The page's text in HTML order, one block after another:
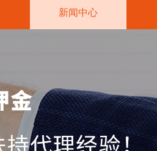
新闻中心